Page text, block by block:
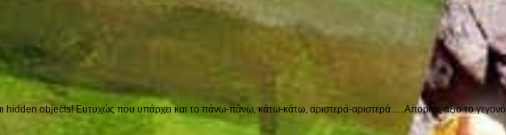
hidden objects! Ευτυχώς που υπάρχει και το πάνω-πάνω, κάτω-κάτω, αριστερά-αριστερά .... Απορίας άξιο το